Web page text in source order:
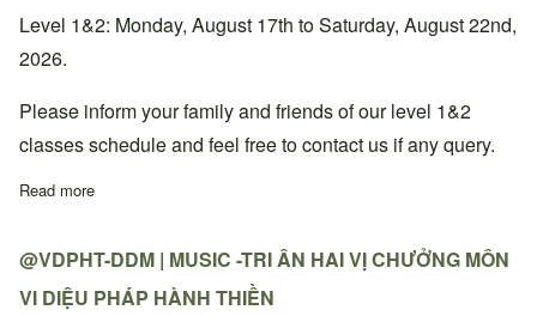
Level 1&2: Monday, August 17th to Saturday, August 22nd,
2026.
Please inform your family and friends of our level 1&2
classes schedule and feel free to contact us if any query.
Read more
@VDPHT-DDM | MUSIC -TRI ÂN HAI VỊ CHƯỞNG MÔN
VI DIỆU PHÁP HÀNH THIỀN